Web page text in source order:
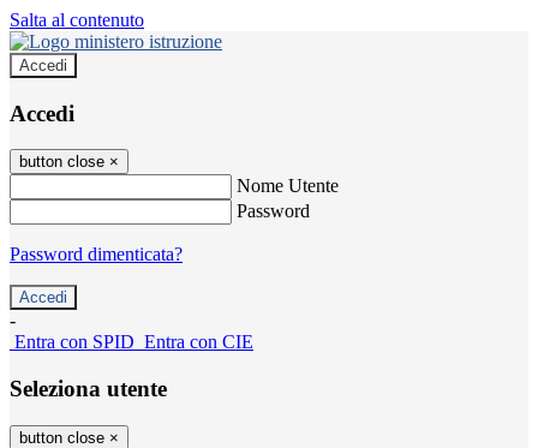
Salta al contenuto
Accedi
Accedi
button close ×
Nome Utente
Password
Password dimenticata?
-
Entra con SPID Entra con CIE
Seleziona utente
button close ×